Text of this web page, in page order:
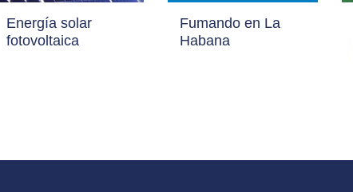
Energía solar
fotovoltaica
Fumando en La
Habana